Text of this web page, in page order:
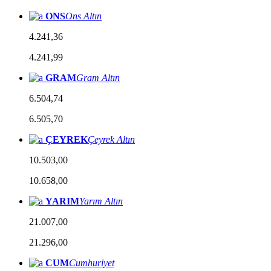
ONSOns Altın
4.241,36
4.241,99
GRAMGram Altın
6.504,74
6.505,70
ÇEYREKÇeyrek Altın
10.503,00
10.658,00
YARIMYarım Altın
21.007,00
21.296,00
CUMCumhuriyet